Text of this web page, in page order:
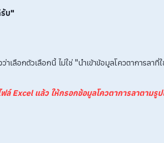
รับ"
เลือกตัวเลือกนี้ ไม่ใช่ "นำเข้าข้อมูลโควตาการลาที่
ล์ Excel แล้ว ให้กรอกข้อมูลโควตาการลาตา